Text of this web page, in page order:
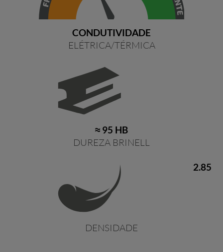
CONDUTIVIDADE
ELÉTRICA/TÉRMICA
≈ 95 HB
DUREZA BRINELL
2.85
DENSIDADE